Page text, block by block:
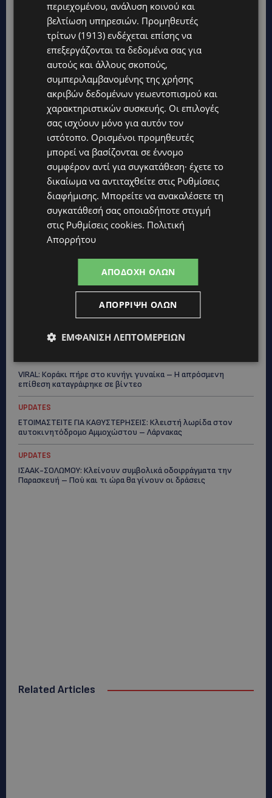
Topics
STORIES
ΕΞΩΤΙΚΑ ΖΩΑ ΣΤΗΝ ΚΥΠΡΟ: Πότε επιτρέπεται και πότε
απαγορεύεται να έχεις μαϊμού ως κατοικίδιο – Ποια ζώα
μπορείς να διατηρείς νόμιμα
UPDATES
ΧΩΡΙΣ ΣΩΣΣΙΒΙΟ Η ΘΑΛΑΣΣΙΑ ΣΥΝΔΕΣΗ ΚΥΠΡΟΥ-ΕΛΛΑΔΑΣ:
«Χωρίς επιδότηση το πλοίο δεν θα ξανασηκώσει άγκυρα»
ΜΑΡΙΝΟΣ ΚΩΝΣΤΑΝΤΙΝΙΔΗΣ: Οι πρωτοβουλίες για να
ξαναζωντανέψει η Μακαρίου και το κέντρο της Λευκωσίας-
(Βίντεο)
ΤΡΟΧΑΙΟ ΣΤΗΝ ΛΕΥΚΩΣΙΑ: Χειροπέδες και στη σύζυγο του
27χρονου – Φέρεται να παραπλάνησε την Αστυνομία
40άρια – Πότε τίθεται σε ισχύ
VIRAL: Κοράκι πήρε στο κυνήγι γυναίκα – Η απρόσμενη
επίθεση καταγράφηκε σε βίντεο
UPDATES
ΕΤΟΙΜΑΣΤΕΙΤΕ ΓΙΑ ΚΑΘΥΣΤΕΡΗΣΕΙΣ: Κλειστή λωρίδα στον
αυτοκινητόδρομο Αμμοχώστου – Λάρνακας
UPDATES
ΙΣΑΑΚ-ΣΟΛΩΜΟΥ: Κλείνουν συμβολικά οδοφράγματα την
Παρασκευή – Πού και τι ώρα θα γίνουν οι δράσεις
Related Articles
περιεχομένου, ανάλυση κοινού και
βελτίωση υπηρεσιών. Προμηθευτές
τρίτων (1913) ενδέχεται επίσης να
επεξεργάζονται τα δεδομένα σας για
αυτούς και άλλους σκοπούς,
συμπεριλαμβανομένης της χρήσης
ακριβών δεδομένων γεωεντοπισμού και
χαρακτηριστικών συσκευής. Οι επιλογές
σας ισχύουν μόνο για αυτόν τον
ιστότοπο. Ορισμένοι προμηθευτές
μπορεί να βασίζονται σε έννομο
συμφέρον αντί για συγκατάθεση· έχετε το
δικαίωμα να αντιταχθείτε στις Ρυθμίσεις
διαφήμισης. Μπορείτε να ανακαλέσετε τη
συγκατάθεσή σας οποιαδήποτε στιγμή
στις Ρυθμίσεις cookies. Πολιτική
Απορρήτου
ΑΠΟΔΟΧΉ ΌΛΩΝ
ΑΠΌΡΡΙΨΗ ΌΛΩΝ
ΕΜΦΆΝΙΣΗ ΛΕΠΤΟΜΕΡΕΙΏΝ